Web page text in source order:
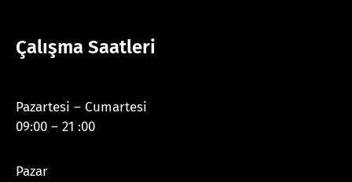
Çalışma Saatleri
Pazartesi – Cumartesi
09:00 – 21 :00
Pazar